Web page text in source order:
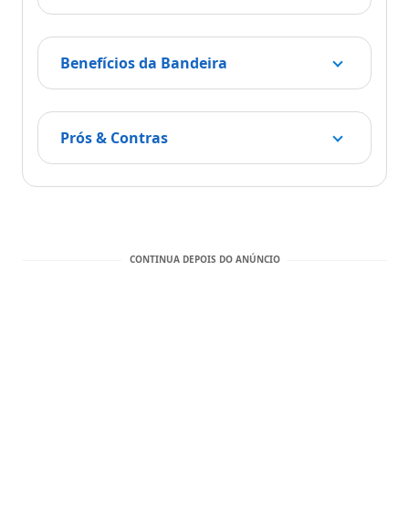
Benefícios da Bandeira
Prós & Contras